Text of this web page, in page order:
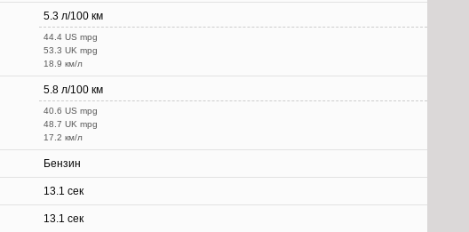
5.3 л/100 км
44.4 US mpg
53.3 UK mpg
18.9 км/л
5.8 л/100 км
40.6 US mpg
48.7 UK mpg
17.2 км/л
Бензин
13.1 сек
13.1 сек